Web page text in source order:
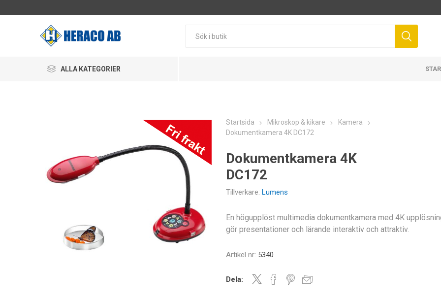
ALLA KATEGORIER
Startsida Mikroskop & kikare
Kamera
Dokumentkamera 4K DC172
Dokumentkamera 4K
DC172
Tillverkare: Lumens
En högupplöst multimedia dokumentkamera med 4K
gör presentationer och lärande interaktiv och attraktiv.
Artikel nr: 5340
Dela: